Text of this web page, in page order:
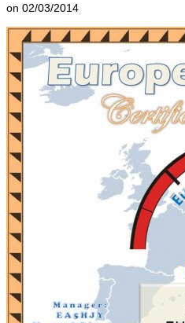
Miembros
Registrarse ERC
Lista de Miembros
on 02/03/2014